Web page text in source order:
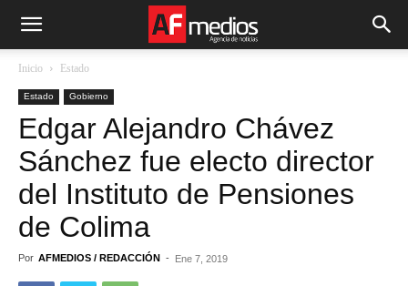
Inicio Estado
Estado Gobierno
Edgar Alejandro Chávez
Sánchez fue electo director
del Instituto de Pensiones
de Colima
Por AFMEDIOS / REDACCIÓN - Ene 7, 2019